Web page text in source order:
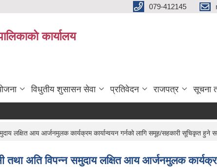
079-412145
कार्यालय
विधुतीय शुसासन सेवा प्रतिवेदन राजपत्र सूचना
लक्षित आय आर्जनमुलक कार्यक्रम कार्यान्वयन गर्नको लागि समूह/सहकारी सूचिकृत हुने
अति विपन्न समुदाय लक्षित आय आर्जनमुलक